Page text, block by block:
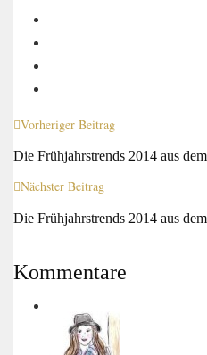
Vorheriger Beitrag
Die Frühjahrstrends 2014 aus
Nächster Beitrag
Die Frühjahrstrends 2014 aus
Kommentare